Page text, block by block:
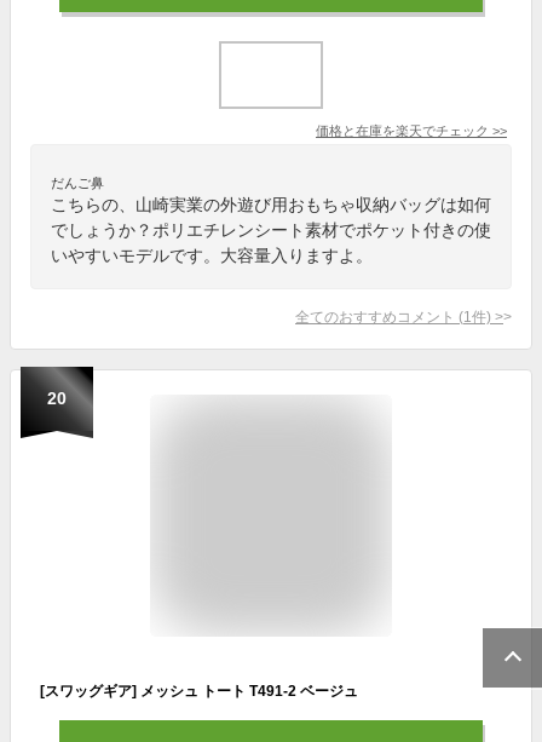
価格と在庫を楽天でチェック >>
だんご鼻
こちらの、山崎実業の外遊び用おもちゃ収納バッグは如何
でしょうか？ポリエチレンシート素材でポケット付きの使
いやすいモデルです。大容量入りますよ。
全てのおすすめコメント (1 件) >
20
[スワッグギア] メッシュ トート T491-2 ベージュ